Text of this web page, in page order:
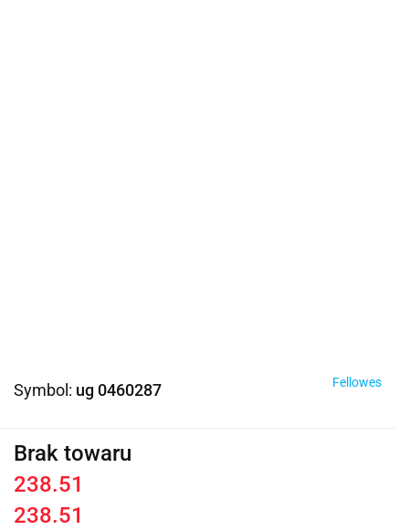
Symbol: ug 0460287 Fellowes
Brak towaru
238.51
238.51